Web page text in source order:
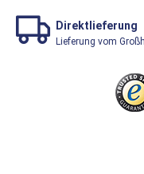
Direktlieferung
Lieferung vom